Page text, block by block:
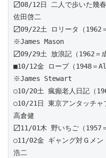
〼08/12日 二人で歩いた幾
佐田啓二
〼09/22土 ロリータ（
※James Mason
〼09/29土 放浪記（1962＝
■10/12金 ロープ（1948
※James Stewart
○10/20土 瘋癲老人日記（
○10/21日 東京アンタッチ
高倉健
〼11/01木 野いちご（1957
○11/02金 ギャング対Ｇメ
浩二